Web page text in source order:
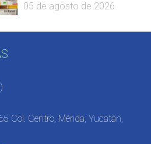
05 de agosto de 2026
Col. Centro, Mérida, Yucatán,